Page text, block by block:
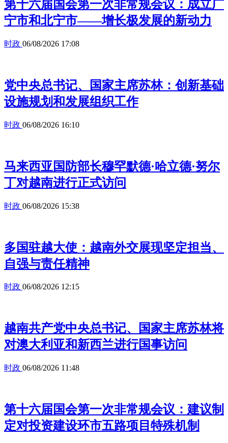
第十六届国会第一次非常规会议：成立广
宁市和北宁市——增长极发展的新动力
时政 06/08/2026 17:08
党中央总书记、国家主席苏林：创新基础
设施规划和发展组织工作
时政 06/08/2026 16:10
马来西亚国防部长穆罕默德·哈立德·努尔
丁对越南进行正式访问
时政 06/08/2026 15:38
多国驻越大使：越南外交展现坚定担当、
自强与责任精神
时政 06/08/2026 12:15
越南共产党中央总书记、国家主席苏林将
对澳大利亚和新西兰进行国事访问
时政 06/08/2026 11:48
第十六届国会第一次非常规会议：建议制
定对投资建设环市五路项目特殊机制